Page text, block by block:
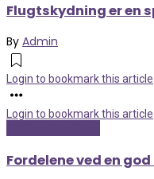
Flugtskydning er en
By Admin
Login to bookmark this article
Login to bookmark this article
Fordelene ved en